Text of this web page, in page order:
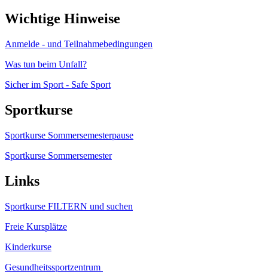
Wichtige Hinweise
Anmelde - und Teilnahmebedingungen
Was tun beim Unfall?
Sicher im Sport - Safe Sport
Sportkurse
Sportkurse Sommersemesterpause
Sportkurse Sommersemester
Links
Sportkurse FILTERN und suchen
Freie Kursplätze
Kinderkurse
Gesundheitssportzentrum